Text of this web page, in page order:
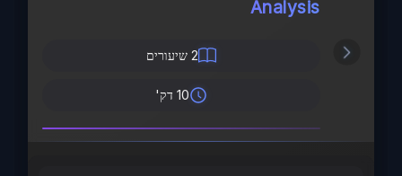
Analysis
2 שיעורים
10 דק'